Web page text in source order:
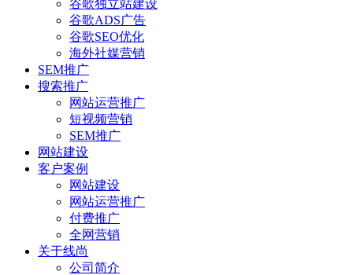
谷歌独立站建设
谷歌ADS广告
谷歌SEO优化
海外社媒营销
SEM推广
搜索推广
网站运营推广
短视频营销
SEM推广
网站建设
客户案例
网站建设
网站运营推广
付费推广
全网营销
关于线尚
公司简介